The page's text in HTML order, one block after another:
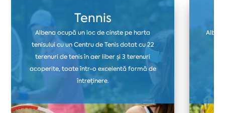
Tennis
Albena ocupă un loc de cinste pe harta
tenisului cu un Centru de Tenis dotat cu 22
terenuri de tenis în aer liber și 3 terenuri
acoperite, toate într-o excelentă formă de
întreținere.